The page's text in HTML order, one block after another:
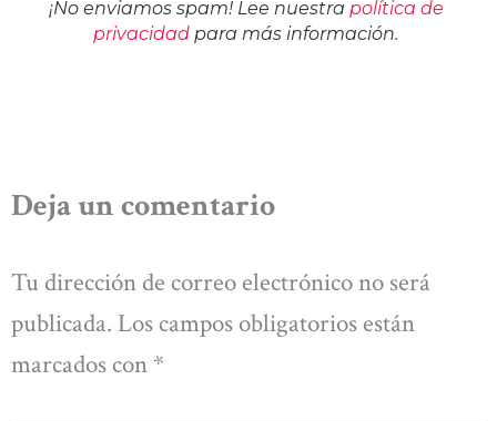
¡No enviamos spam! Lee nuestra política de
privacidad para más información.
Deja un comentario
Tu dirección de correo electrónico no será
publicada. Los campos obligatorios están
marcados con *